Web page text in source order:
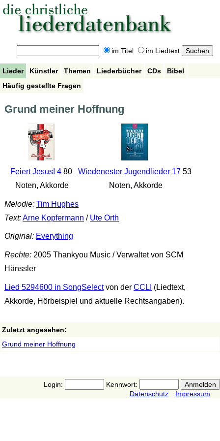
im Titel im Liedtext
Lieder Künstler Themen Liederbücher CDs
Bibel
Häufig gestellte Fragen
Grund meiner Hoffnung
Feiert Jesus! 480
Noten, Akkorde
Wiedenester Jugendlieder 1753
Noten, Akkorde
Melodie: Tim Hughes
Text:Arne Kopfermann / Ute Orth
Original: Everything
Rechte:2005 Thankyou Music / Verwaltet von SCM
Hänssler
Lied 5294600 in SongSelectvon der CCLI (Liedtext,
Akkorde, Hörbeispiel und aktuelle Rechtsangaben).
Zuletzt angesehen:
Grund meiner Hoffnung
Login:
Kennwort:
Datenschutz
Impressum